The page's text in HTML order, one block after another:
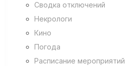
Сводка отключений
Некрологи
Кино
Погода
Расписание мероприятий